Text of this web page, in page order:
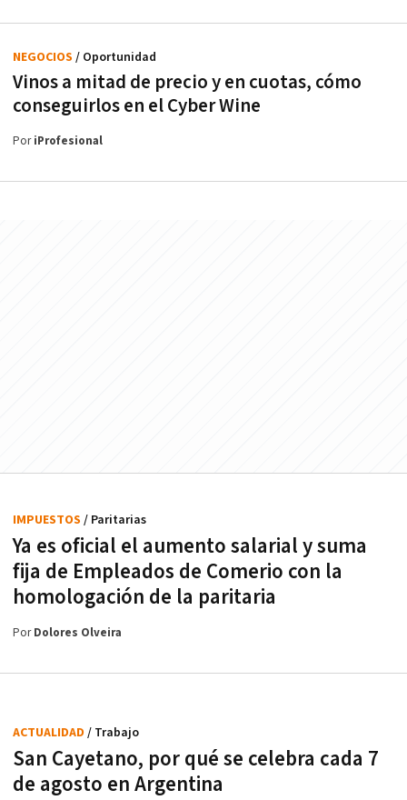
Vinos a mitad de precio y en cuotas, cómo
conseguirlos en el Cyber Wine
NEGOCIOS / Oportunidad
PoriProfesional
Ya es oficial el aumento salarial y suma
fija de Empleados de Comerio con la
homologación de la paritaria
IMPUESTOS / Paritarias
PorDolores Olveira
San Cayetano, por qué se celebra cada 7
de agosto en Argentina
ACTUALIDAD / Trabajo